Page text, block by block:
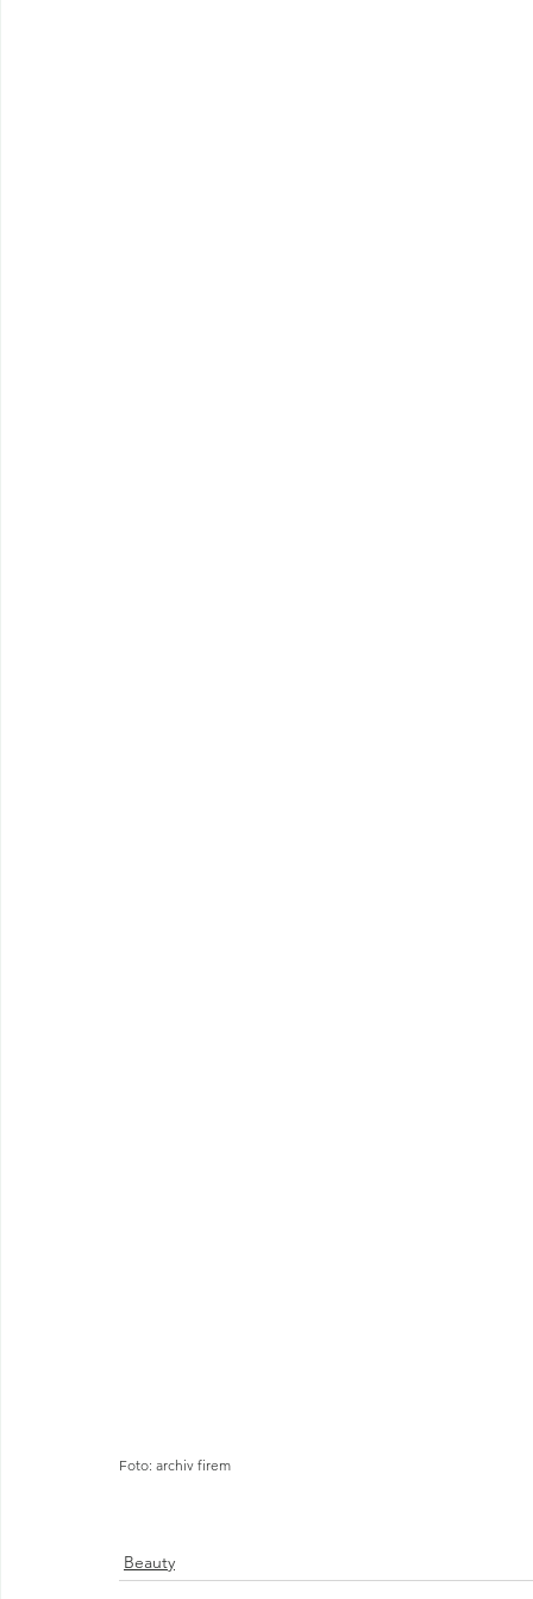
Foto: archiv firem
Beauty